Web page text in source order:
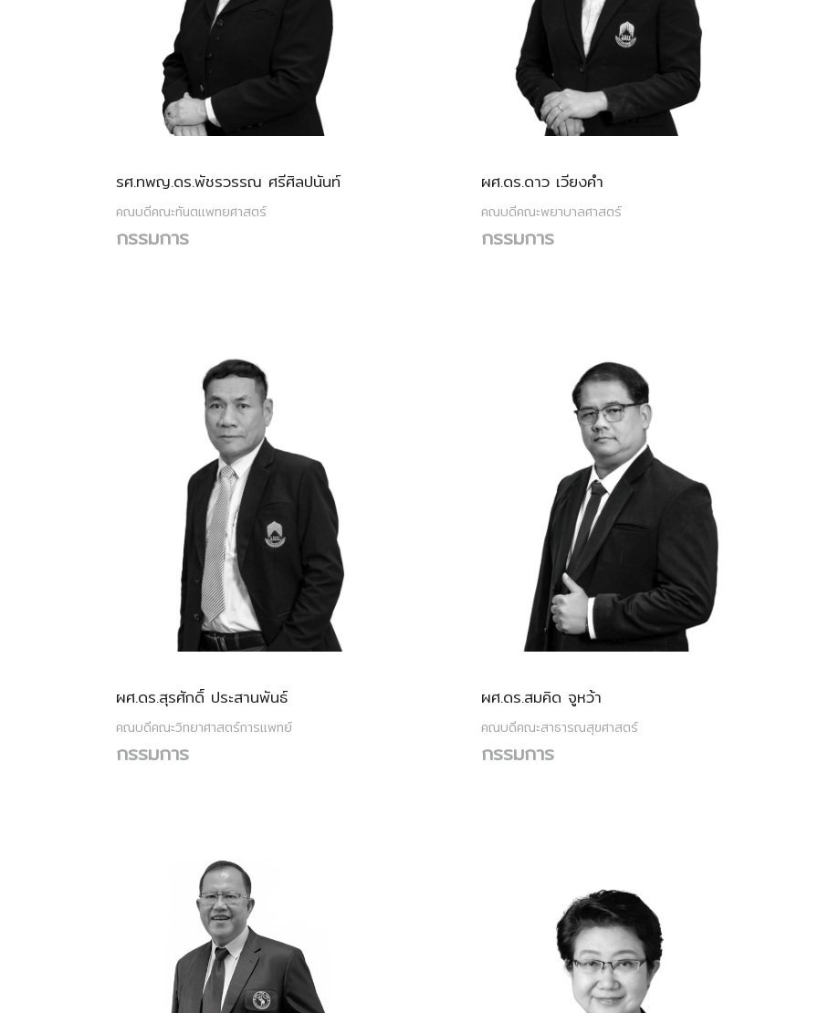
รศ.ทพญ.ดร.พัชรวรรณ ศรีศิลปนันท์
คณบดีคณะทันตแพทยศาสตร์
กรรมการ
ผศ.ดร.ดาว เวียงคำ
คณบดีคณะพยาบาลศาสตร์
กรรมการ
ผศ.ดร.สุรศักดิ์ ประสานพันธ์
คณบดีคณะวิทยาศาสตร์การแพทย์
กรรมการ
ผศ.ดร.สมคิด จูหว้า
คณบดีคณะสาธารณสุขศาสตร์
กรรมการ